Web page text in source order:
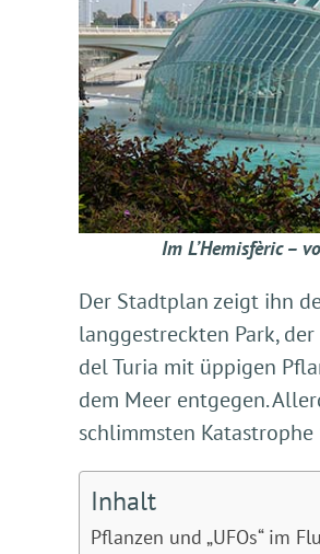
Im L’Hemisfèric –
Der Stadtplan zeigt ihn
langgestreckten Park,
del Turia mit üppigen
dem Meer entgegen.
schlimmsten
Inhalt
Pflanzen und „UFOs“ im